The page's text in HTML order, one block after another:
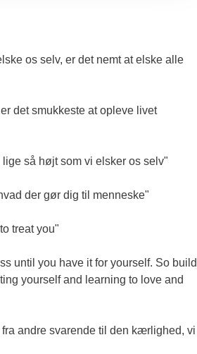
os selv, er det nemt at elske alle
det smukkeste at opleve livet
så højt som vi elsker os selv"
der gør dig til menneske"
treat you"
until you have it for yourself. So build
yourself and learning to love and
andre svarende til den kærlighed, vi